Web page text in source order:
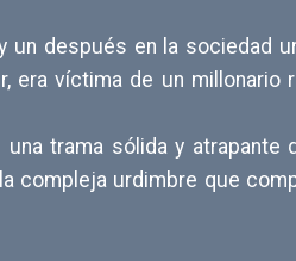
después en la sociedad
era víctima de un millonario
trama sólida y atrapante
compleja urdimbre que